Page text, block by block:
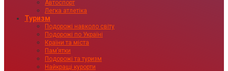
Автоспорт
Легка атлетіка
Туризм
Подорожі навколо світу
Подорожі по Україні
Країни та міста
Пам’ятки
Подорожі та туризм
Найкращі курорти